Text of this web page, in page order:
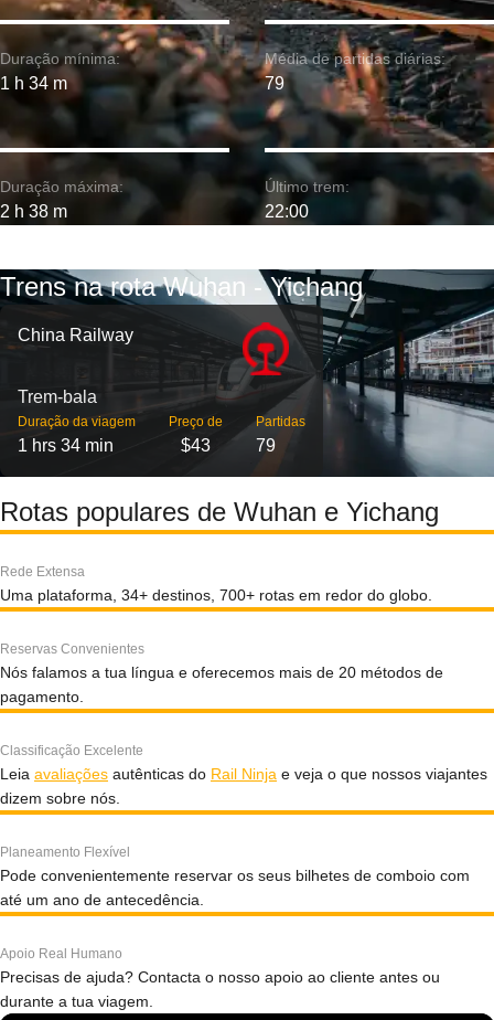
Duração mínima:
1 h 34 m
Duração máxima:
2 h 38 m
Média de partidas diárias:
79
Último trem:
22:00
Trens na rota Wuhan - Yichang
China Railway
Trem-bala
Duração da viagem
1 hrs 34 min
Preço de
$43
Partidas
79
Rotas populares de Wuhan e Yichang
Rede Extensa
Uma plataforma, 34+ destinos, 700+ rotas em redor do globo.
Reservas Convenientes
Nós falamos a tua língua e oferecemos mais de 20 métodos de
pagamento.
Classificação Excelente
Leia avaliações autênticas do Rail Ninja e veja o que nossos viajantes
dizem sobre nós.
Planeamento Flexível
Pode convenientemente reservar os seus bilhetes de comboio com
até um ano de antecedência.
Apoio Real Humano
Precisas de ajuda? Contacta o nosso apoio ao cliente antes ou
durante a tua viagem.